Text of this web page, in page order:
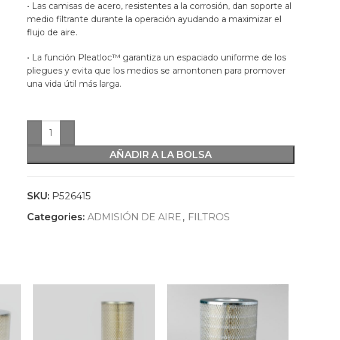
• Las camisas de acero, resistentes a la corrosión, dan soporte al
medio filtrante durante la operación ayudando a maximizar el
flujo de aire.
• La función Pleatloc™ garantiza un espaciado uniforme de los
pliegues y evita que los medios se amontonen para promover
una vida útil más larga.
AÑADIR A LA BOLSA
SKU: P526415
Categories: ADMISIÓN DE AIRE , FILTROS